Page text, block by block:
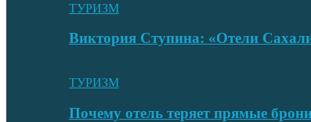
ТУРИЗМ
Виктория Ступина: «Отели
ТУРИЗМ
Почему отель теряет прямые